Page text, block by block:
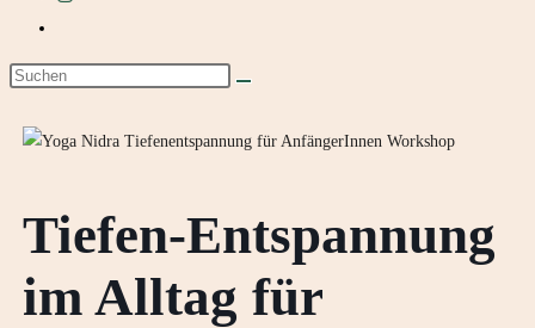
Tiefen-Entspannung
im Alltag für